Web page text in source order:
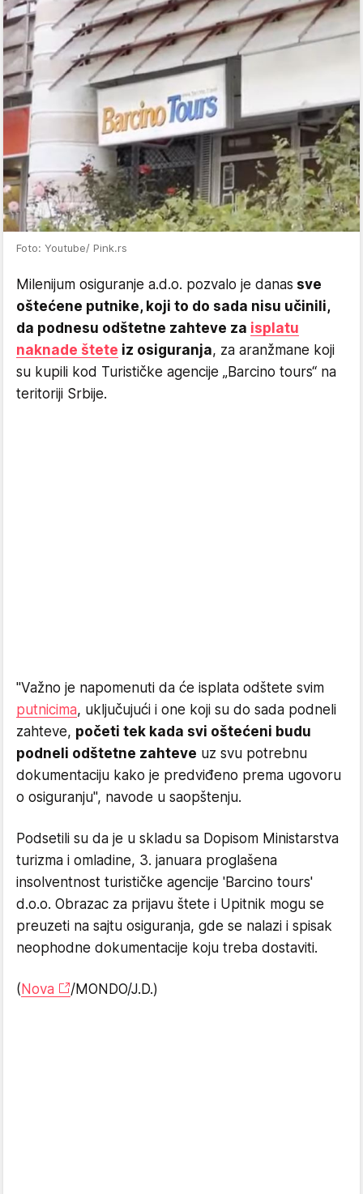
Foto: Youtube/ Pink.rs
Milenijum osiguranje a.d.o. pozvalo je danas sve
oštećene putnike, koji to do sada nisu učinili,
da podnesu odštetne zahteve za isplatu
naknade štete iz osiguranja, za aranžmane koji
su kupili kod Turističke agencije „Barcino tours“ na
teritoriji Srbije.
"Važno je napomenuti da će isplata odštete svim
putnicima, uključujući i one koji su do sada podneli
zahteve, početi tek kada svi oštećeni budu
podneli odštetne zahteve uz svu potrebnu
dokumentaciju kako je predviđeno prema ugovoru
o osiguranju", navode u saopštenju.
Podsetili su da je u skladu sa Dopisom Ministarstva
turizma i omladine, 3. januara proglašena
insolventnost turističke agencije 'Barcino tours'
d.o.o. Obrazac za prijavu štete i Upitnik mogu se
preuzeti na sajtu osiguranja, gde se nalazi i spisak
neophodne dokumentacije koju treba dostaviti.
( Nova /MONDO/J.D.)